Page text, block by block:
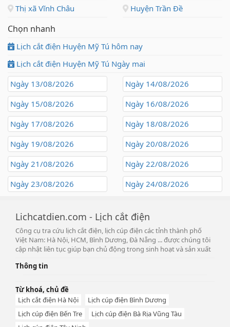
Thị xã Vĩnh Châu
Huyện Trần Đề
Chọn nhanh
Lịch cắt điện Huyện Mỹ Tú hôm nay
Lịch cắt điện Huyện Mỹ Tú Ngày mai
Ngày 13/08/2026
Ngày 14/08/2026
Ngày 15/08/2026
Ngày 16/08/2026
Ngày 17/08/2026
Ngày 18/08/2026
Ngày 19/08/2026
Ngày 20/08/2026
Ngày 21/08/2026
Ngày 22/08/2026
Ngày 23/08/2026
Ngày 24/08/2026
Lichcatdien.com - Lịch cắt điện
Công cụ tra cứu lịch cắt điện, lịch cúp điện các tỉnh thành phố
Việt Nam: Hà Nội, HCM, Bình Dương, Đà Nẵng ... được chúng tôi
cập nhật liên tục giúp bạn chủ động trong sinh hoạt và sản xuất
Thông tin
Từ khoá, chủ đề
Lịch cắt điện Hà Nội
Lịch cúp điện Bình Dương
Lịch cúp điện Bến Tre
Lịch cúp điện Bà Rịa Vũng Tàu